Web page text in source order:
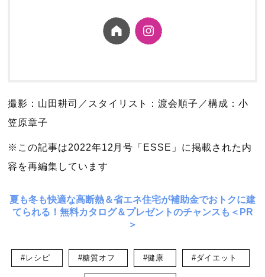
撮影：山田耕司／スタイリスト：渡会順子／構成：小
笠原章子
※この記事は2022年12月号「ESSE」に掲載された内
容を再編集しています
夏も冬も快適な高断熱＆省エネ住宅が補助金でおトクに建
てられる！無料カタログ＆プレゼントのチャンスも＜PR
＞
#レシピ #糖質オフ #健康 #ダイエット